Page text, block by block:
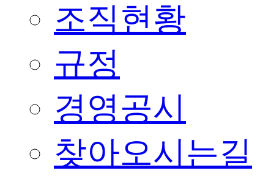
조직현황
규정
경영공시
찾아오시는길